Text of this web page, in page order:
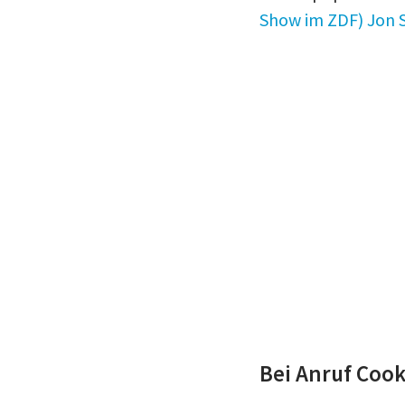
Show im ZDF) Jon
Bei Anruf Cook